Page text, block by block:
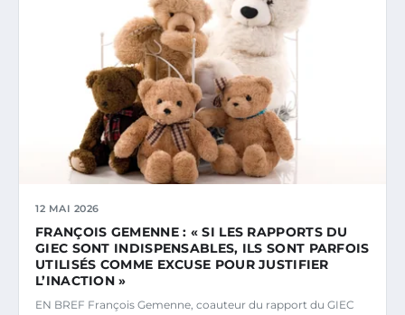
12 MAI 2026
FRANÇOIS GEMENNE : « SI LES RAPPORTS DU
GIEC SONT INDISPENSABLES, ILS SONT PARFOIS
UTILISÉS COMME EXCUSE POUR JUSTIFIER
L’INACTION »
EN BREF François Gemenne, coauteur du rapport du GIEC